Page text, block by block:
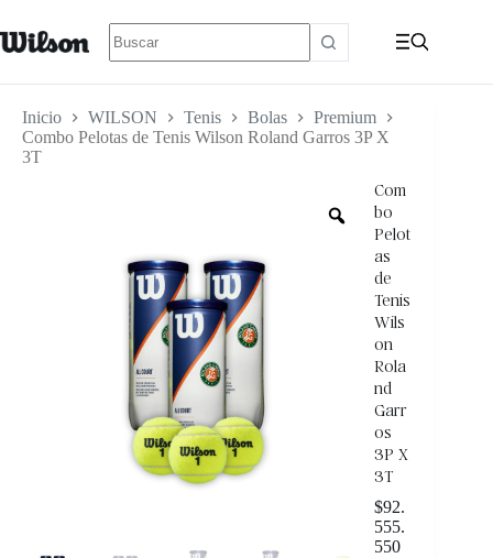
Inicio WILSON Tenis Bolas
Premium
Combo Pelotas de Tenis Wilson Roland Garros 3P X
3T
Com
bo
Pelot
as
de
Tenis
Wils
on
Rola
nd
Garr
os
3P X
3T
$92.
555.
550